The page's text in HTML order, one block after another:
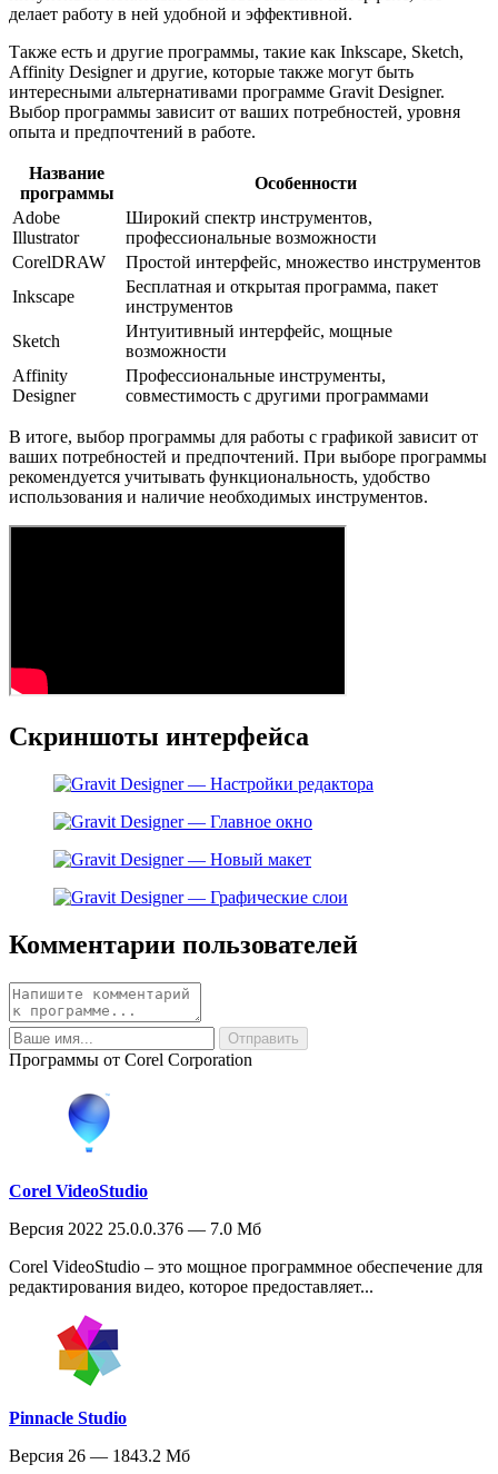
делает работу в ней удобной и эффективной.
Также есть и другие программы, такие как Inkscape, Sketch,
Affinity Designer и другие, которые также могут быть
интересными альтернативами программе Gravit Designer.
Выбор программы зависит от ваших потребностей, уровня
опыта и предпочтений в работе.
Название
программы
Особенности
Adobe
Illustrator
Широкий спектр инструментов,
профессиональные возможности
CorelDRAW
Простой интерфейс, множество инструментов
Inkscape
Бесплатная и открытая программа, пакет
инструментов
Sketch
Интуитивный интерфейс, мощные
возможности
Affinity
Designer
Профессиональные инструменты,
совместимость с другими программами
В итоге, выбор программы для работы с графикой зависит от
ваших потребностей и предпочтений. При выборе программы
рекомендуется учитывать функциональность, удобство
использования и наличие необходимых инструментов.
Скриншоты интерфейса
Комментарии пользователей
Программы от Corel Corporation
Corel VideoStudio
Версия 2022 25.0.0.376 — 7.0 Мб
Corel VideoStudio – это мощное программное обеспечение для
редактирования видео, которое предоставляет...
Pinnacle Studio
Версия 26 — 1843.2 Мб